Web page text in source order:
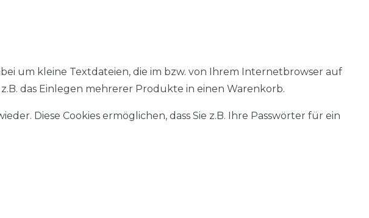
um kleine Textdateien, die im bzw. von Ihrem Internetbrowser auf
das Einlegen mehrerer Produkte in einen Warenkorb.
Diese Cookies ermöglichen, dass Sie z.B. Ihre Passwörter für ein